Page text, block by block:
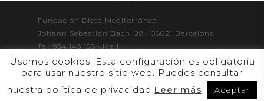
Fundación Dieta Mediterránea
Johann Sebastian Bach, 28 · 08021 Barcelona
Tel: 934 143 158 · Mail:
congreso@fundaciondietamediterranea.org
Usamos cookies. Esta configuración es obligatoria
para usar nuestro sitio web. Puedes consultar
nuestra política de privacidad Leer más Aceptar